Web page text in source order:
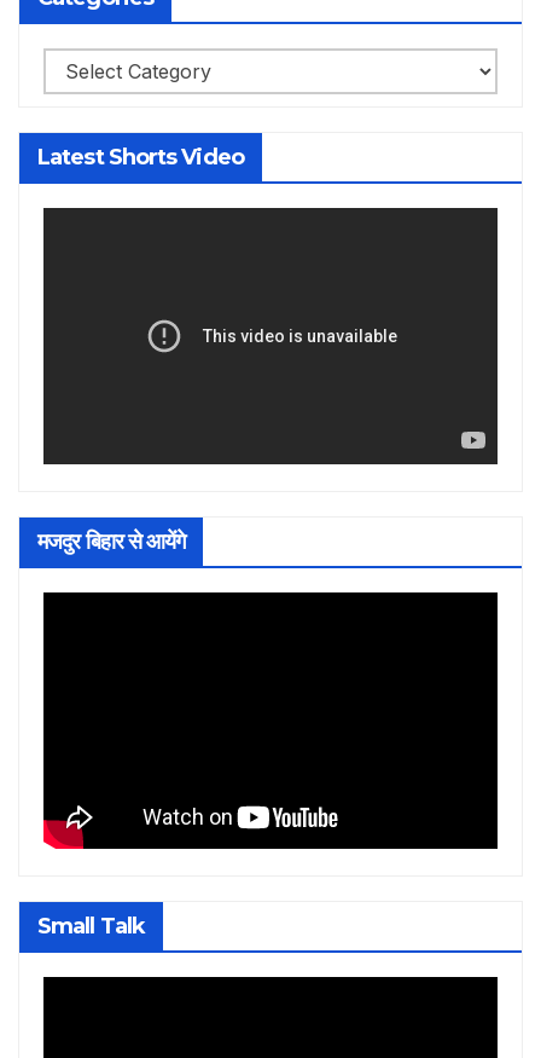
Categories
Latest Shorts Video
मजदुर बिहार से आयेंगे
Small Talk